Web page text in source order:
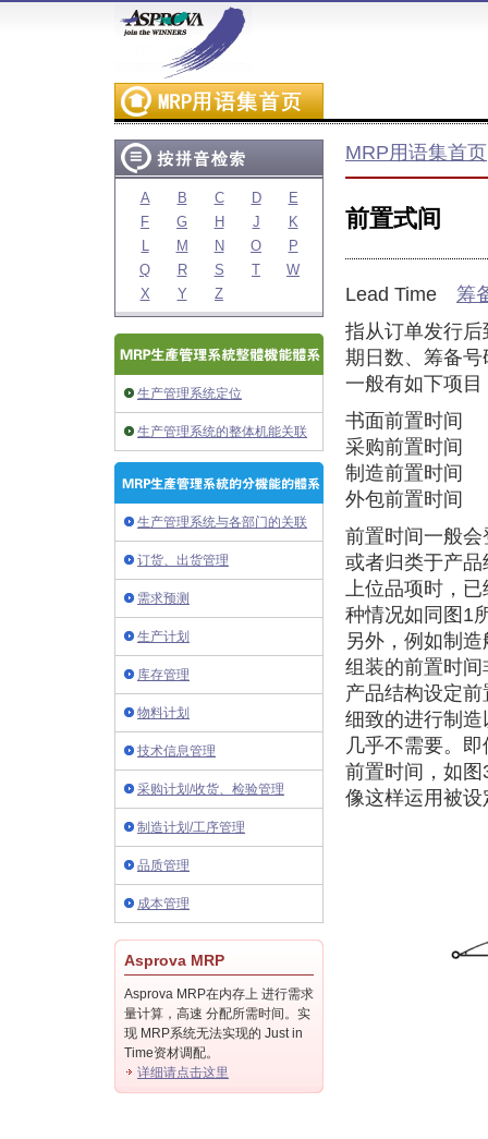
A B C D
E
F
G H J
K
L
M N O
P
Q
R S T
W
X
Y Z
生产管理系统定位
生产管理系统的整体机能关联
生产管理系统与各部门的关联
订货、出货管理
需求预测
生产计划
库存管理
物料计划
技术信息管理
采购计划/收货、检验管理
制造计划/工序管理
品质管理
成本管理
Asprova MRP
Asprova MRP在内存上 进行需求
量计算，高速 分配所需时间。实
现 MRP系统无法实现的 Just in
Time资材调配。
详细请点击这里
MRP用语集首页
前置式间
Lead Time 筹
指从订单发行
期日数、筹备
一般有如下项目
书面前置时间
采购前置时间
制造前置时间
外包前置时间
前置时间一般
或者归类于产
上位品项时，
种情况如同图1
另外，例如制
组装的前置时
产品结构设定
细致的进行制
几乎不需要。
前置时间，如
像这样运用被